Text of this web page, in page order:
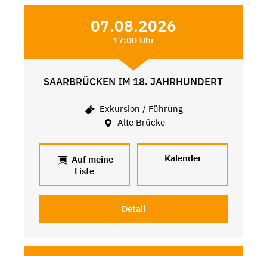
07.08.2026
17:00 Uhr
SAARBRÜCKEN IM 18. JAHRHUNDERT
Exkursion / Führung
Alte Brücke
Auf meine
Liste
Kalender
Detail